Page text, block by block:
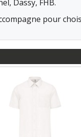
Dassy, FHB.
pour